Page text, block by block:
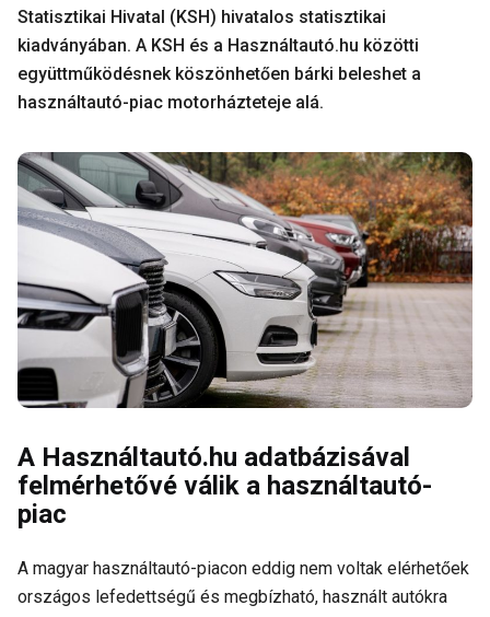
Statisztikai Hivatal (KSH) hivatalos statisztikai
kiadványában. A KSH és a Használtautó.hu közötti
együttműködésnek köszönhetően bárki beleshet a
használtautó-piac motorházteteje alá.
A Használtautó.hu adatbázisával
felmérhetővé válik a használtautó-
piac
A magyar használtautó-piacon eddig nem voltak elérhetőek
országos lefedettségű és megbízható, használt autókra